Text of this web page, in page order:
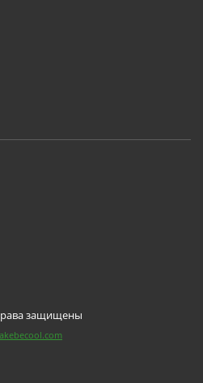
защищены